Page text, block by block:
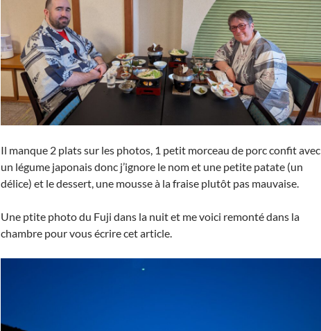
Il manque 2 plats sur les photos, 1 petit morceau de porc confit avec
un légume japonais donc j’ignore le nom et une petite patate (un
délice) et le dessert, une mousse à la fraise plutôt pas mauvaise.
Une ptite photo du Fuji dans la nuit et me voici remonté dans la
chambre pour vous écrire cet article.